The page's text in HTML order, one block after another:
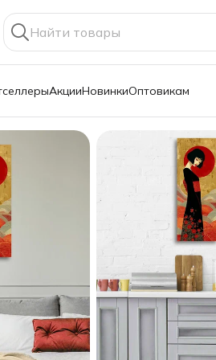
АкцииНовинкиОптовикам